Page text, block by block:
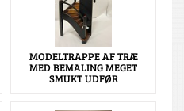
MODELTRAPPE AF TRÆ
MED BEMALING MEGET
SMUKT UDFØR